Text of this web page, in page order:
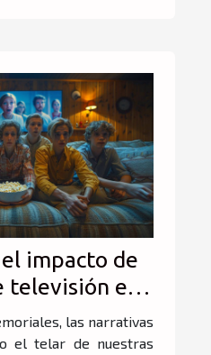
impacto de
televisión en
sociales
las narrativas
el telar de nuestras